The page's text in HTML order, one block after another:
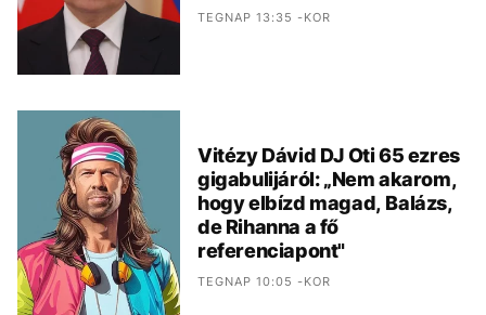
TEGNAP 13:35 -KOR
Vitézy Dávid DJ Oti 65 ezres
gigabulijáról: „Nem akarom,
hogy elbízd magad, Balázs,
de Rihanna a fő
referenciapont"
TEGNAP 10:05 -KOR